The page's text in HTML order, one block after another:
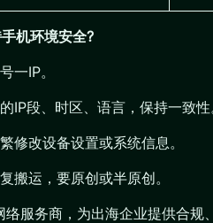
机环境安全?
一IP。
IP段、时区、语言，保持一致性
修改设备设置或系统信息。
搬运，要原创或半原创。
服务商，为出海企业提供合